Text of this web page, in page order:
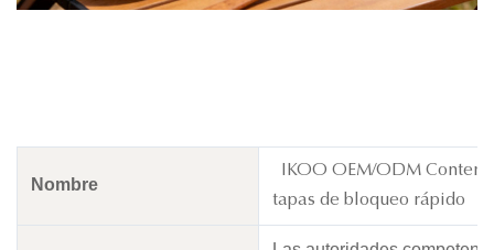
Nombre
IKOO OEM/ODM
tapas de bloqueo rápido